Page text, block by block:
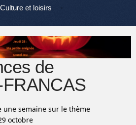
Culture et loisirs
de
une semaine sur le thème
octobre